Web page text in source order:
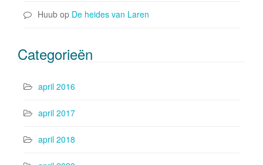
Huub op De heides van Laren
Categorieën
april 2016
april 2017
april 2018